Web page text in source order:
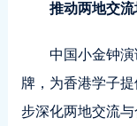
推动两地交
中国小金钟
牌，为香港学子
步深化两地交流